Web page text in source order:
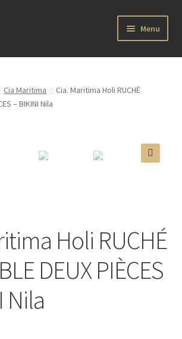
Menu
Page
Cia Maritima
Cia. Maritima Holi RUCHÉ
– BIKINI Nila
Holi RUCHÉ
DEUX PIÈCES
Nila